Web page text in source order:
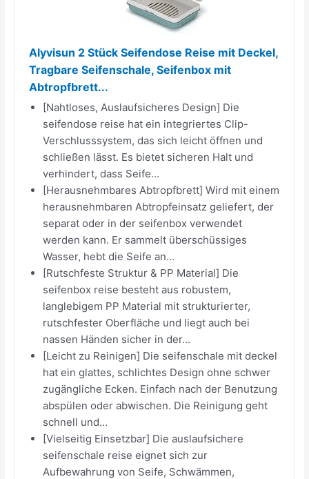
Alyvisun 2 Stück Seifendose Reise mit Deckel,
Tragbare Seifenschale, Seifenbox mit
Abtropfbrett...
[Nahtloses, Auslaufsicheres Design] Die
seifendose reise hat ein integriertes Clip-
Verschlusssystem, das sich leicht öffnen und
schließen lässt. Es bietet sicheren Halt und
verhindert, dass Seife...
[Herausnehmbares Abtropfbrett] Wird mit einem
herausnehmbaren Abtropfeinsatz geliefert, der
separat oder in der seifenbox verwendet
werden kann. Er sammelt überschüssiges
Wasser, hebt die Seife an...
[Rutschfeste Struktur & PP Material] Die
seifenbox reise besteht aus robustem,
langlebigem PP Material mit strukturierter,
rutschfester Oberfläche und liegt auch bei
nassen Händen sicher in der...
[Leicht zu Reinigen] Die seifenschale mit deckel
hat ein glattes, schlichtes Design ohne schwer
zugängliche Ecken. Einfach nach der Benutzung
abspülen oder abwischen. Die Reinigung geht
schnell und...
[Vielseitig Einsetzbar] Die auslaufsichere
seifenschale reise eignet sich zur
Aufbewahrung von Seife, Schwämmen,